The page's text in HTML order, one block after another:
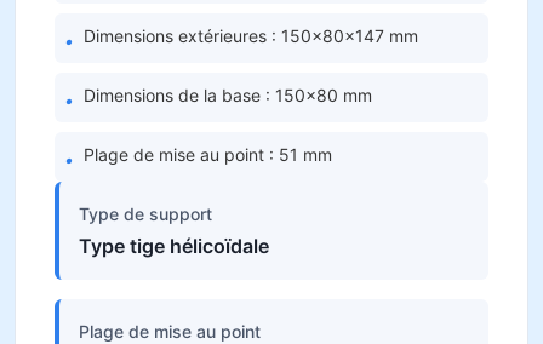
• Dimensions extérieures : 150×80×147 mm
• Dimensions de la base : 150×80 mm
• Plage de mise au point : 51 mm
Type de support
Type tige hélicoïdale
Plage de mise au point